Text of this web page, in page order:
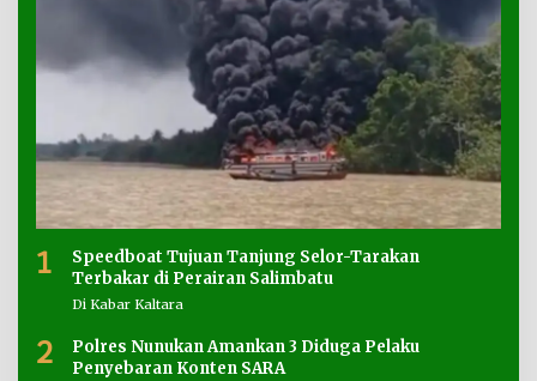
1
Speedboat Tujuan Tanjung Selor-Tarakan
Terbakar di Perairan Salimbatu
Di Kabar Kaltara
2
Polres Nunukan Amankan 3 Diduga Pelaku
Penyebaran Konten SARA